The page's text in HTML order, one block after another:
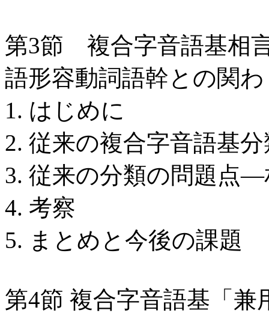
第3節 複合字音語基相
語形容動詞語幹との関
1. はじめに
2. 従来の複合字音語基分
3. 従来の分類の問題点
4. 考察
5. まとめと今後の課題
第4節 複合字音語基「兼